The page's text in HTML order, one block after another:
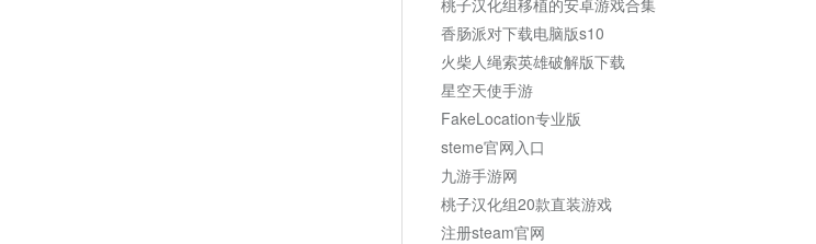
桃子汉化组移植的安卓游戏合集
香肠派对下载电脑版s10
火柴人绳索英雄破解版下载
星空天使手游
FakeLocation专业版
steme官网入口
九游手游网
桃子汉化组20款直装游戏
注册steam官网